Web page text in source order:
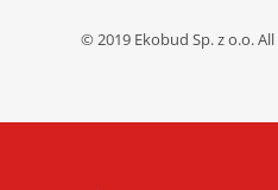
© 2019 Ekobud Sp. z o.o.